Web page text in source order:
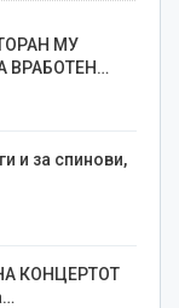
МУ
ВРАБОТЕН…
и за спинови,
КОНЦЕРТОТ